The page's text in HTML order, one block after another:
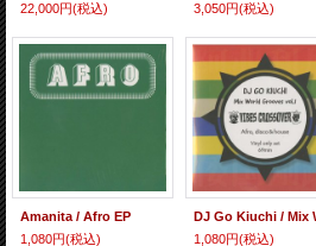
22,000円(税込)
3,050円(税込)
Amanita / Afro EP
1,080円(税込)
1,080円(税込)